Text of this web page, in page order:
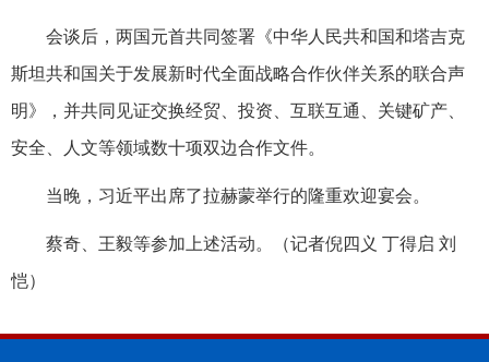
会谈后，两国元首共同签署《中华人民共和国和塔吉克
斯坦共和国关于发展新时代全面战略合作伙伴关系的联合声
明》，并共同见证交换经贸、投资、互联互通、关键矿产、
安全、人文等领域数十项双边合作文件。
当晚，习近平出席了拉赫蒙举行的隆重欢迎宴会。
蔡奇、王毅等参加上述活动。（记者倪四义 丁得启 刘
恺）